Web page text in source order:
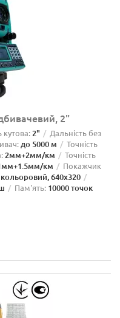
2"
кутова: 2"
Дальність без
до 5000 м
Точність
2мм+2мм/км
Точність
км
Покажчик
640x320
Пам'ять: 10000 точок